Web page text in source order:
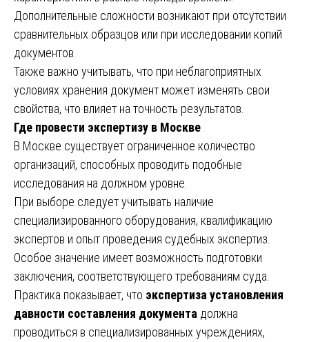
Дополнительные сложности возникают при отсутствии
сравнительных образцов или при исследовании копий
документов.
Также важно учитывать, что при неблагоприятных
условиях хранения документ может изменять свои
свойства, что влияет на точность результатов.
Где провести экспертизу в Москве
В Москве существует ограниченное количество
организаций, способных проводить подобные
исследования на должном уровне.
При выборе следует учитывать наличие
специализированного оборудования, квалификацию
экспертов и опыт проведения судебных экспертиз.
Особое значение имеет возможность подготовки
заключения, соответствующего требованиям суда.
Практика показывает, что экспертиза установления
давности составления документа должна
проводиться в специализированных учреждениях,